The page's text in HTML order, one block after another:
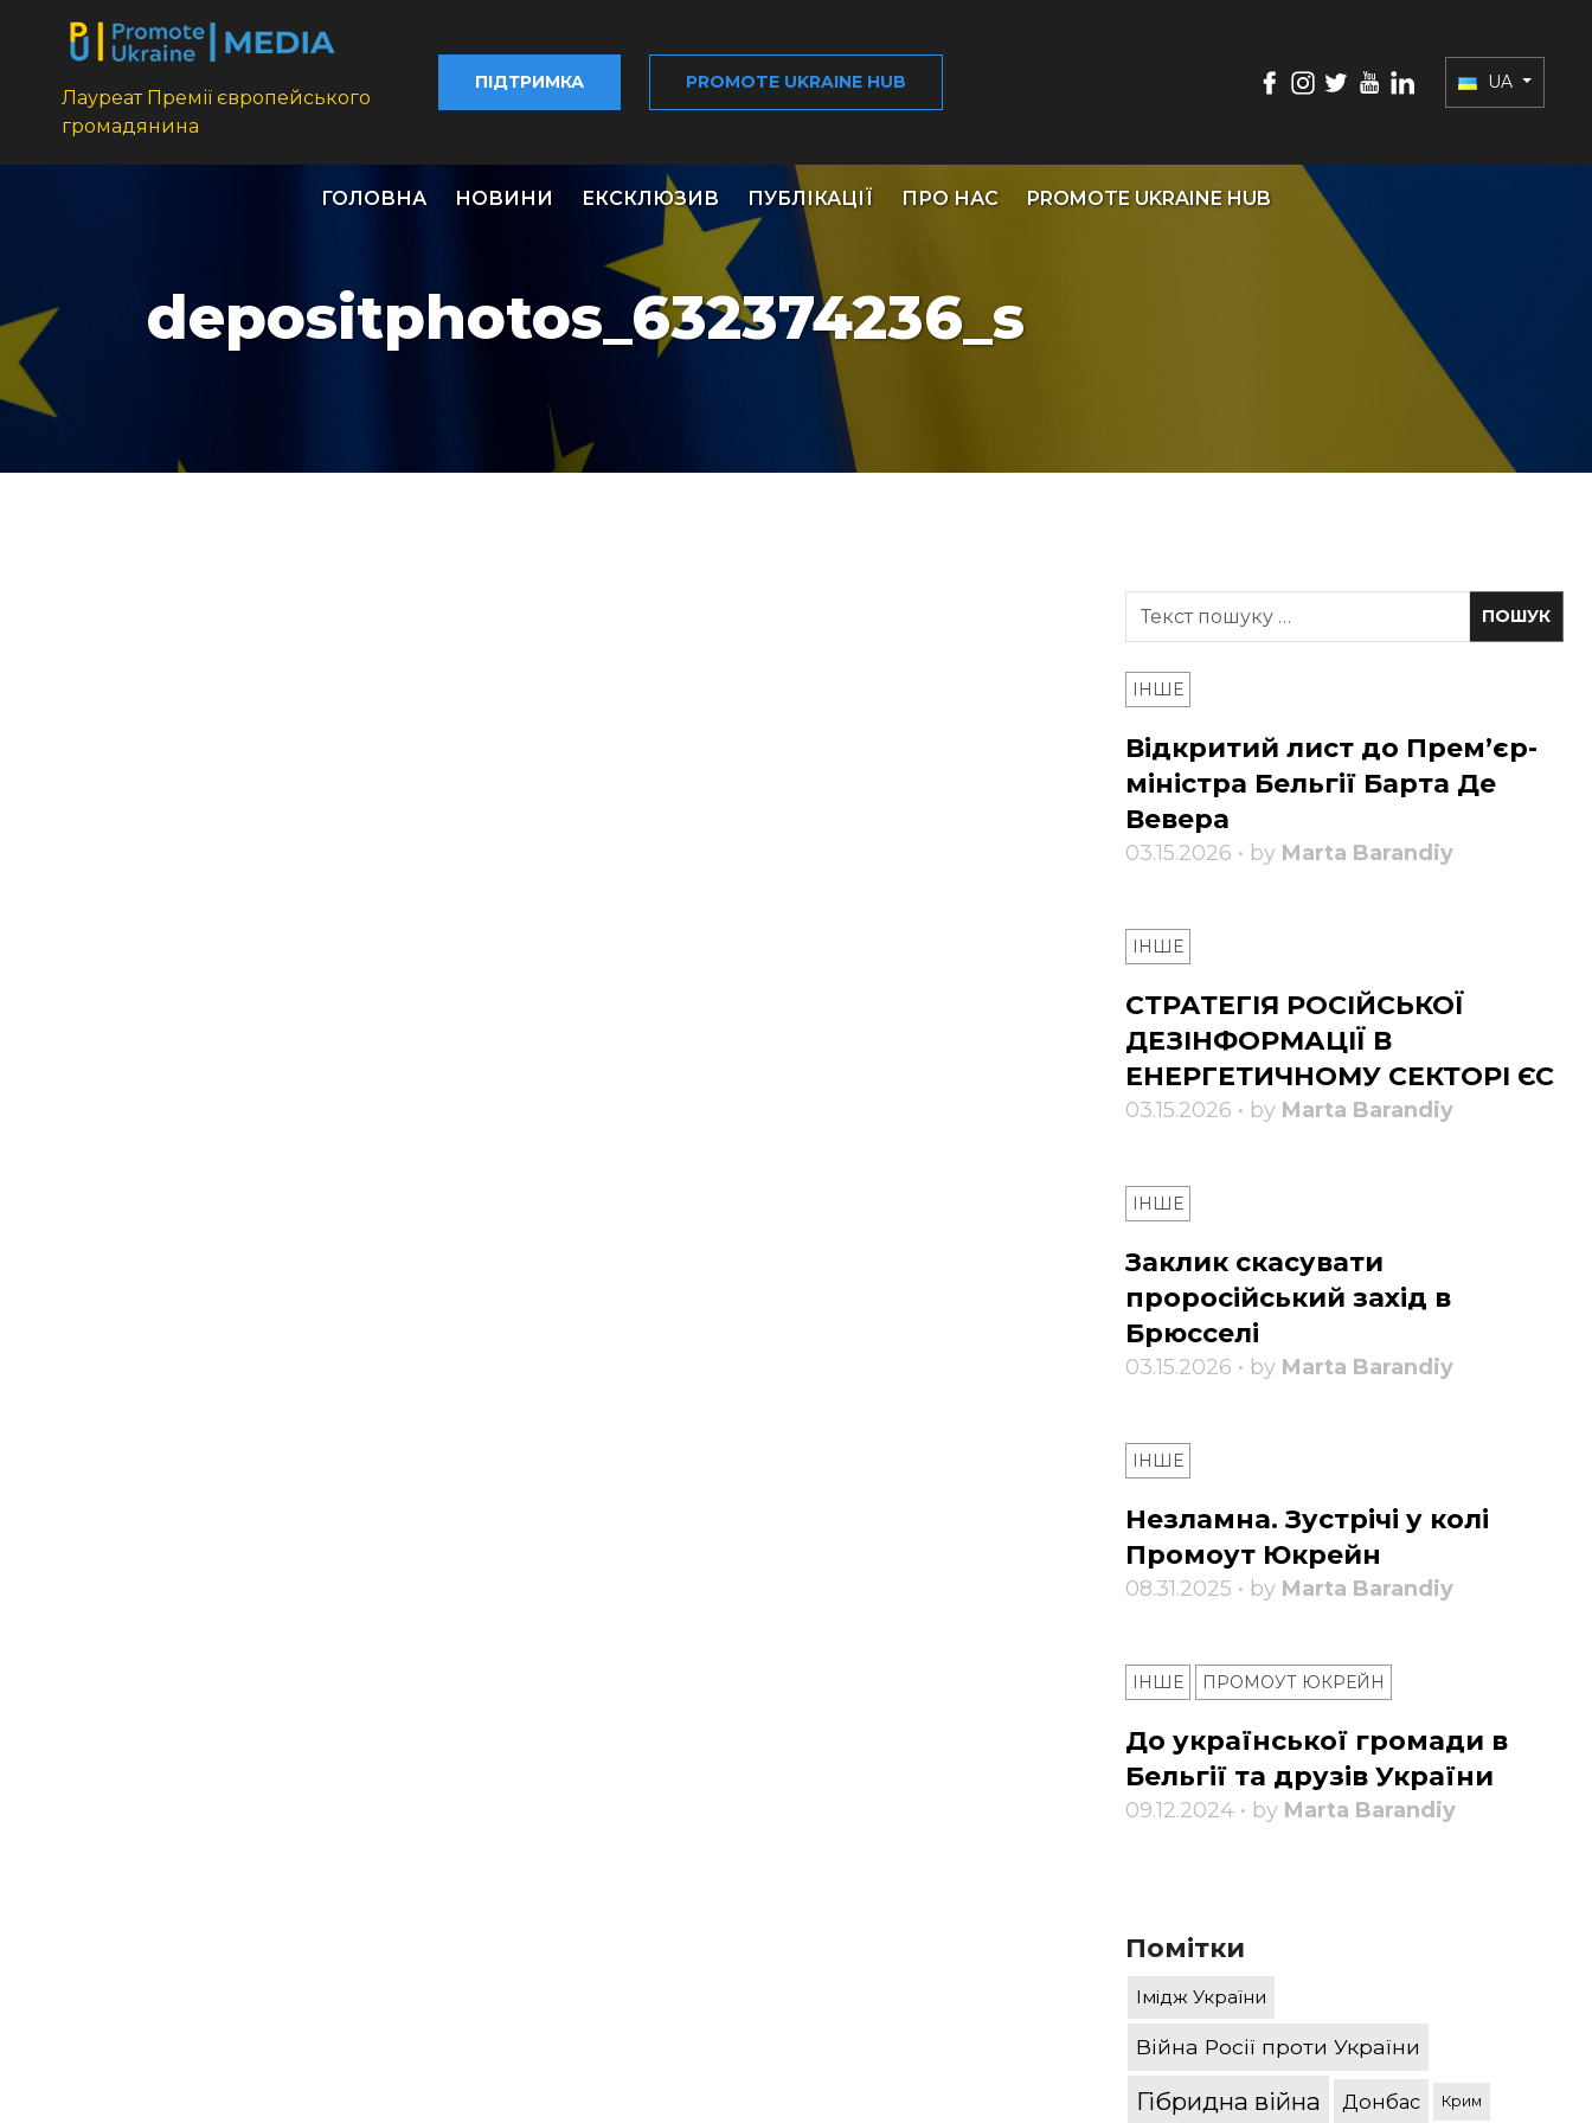
Лауреат Премії європейського
громадянина
ПІДТРИМКА PROMOTE UKRAINE HUB UA
ГОЛОВНА НОВИНИ ЕКСКЛЮЗИВ ПУБЛІКАЦІЇ ПРО НАС PROMOTE UKRAINE HUB
depositphotos_632374236_s
ІНШЕ
Відкритий лист до Прем’єр-
міністра Бельгії Барта Де
Вевера
03.15.2026 • by Marta Barandiy
ІНШЕ
СТРАТЕГІЯ РОСІЙСЬКОЇ
ДЕЗІНФОРМАЦІЇ В
ЕНЕРГЕТИЧНОМУ СЕКТОРІ ЄС
03.15.2026 • by Marta Barandiy
ІНШЕ
Заклик скасувати
проросійський захід в
Брюсселі
03.15.2026 • by Marta Barandiy
ІНШЕ
Незламна. Зустрічі у колі
Промоут Юкрейн
08.31.2025 • by Marta Barandiy
ІНШЕ ПРОМОУТ ЮКРЕЙН
До української громади в
Бельгії та друзів України
09.12.2024 • by Marta Barandiy
Помітки
Імідж України
Війна Росії проти України
Гібридна війна Донбас Крим